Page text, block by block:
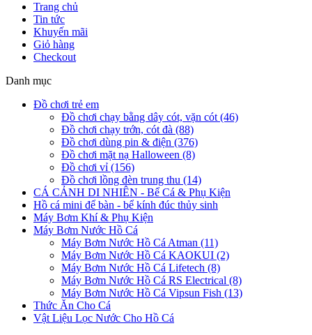
Trang chủ
Tin tức
Khuyến mãi
Giỏ hàng
Checkout
Danh mục
Đồ chơi trẻ em
Đồ chơi chạy bằng dây cót, vặn cót (46)
Đồ chơi chạy trớn, cót đà (88)
Đồ chơi dùng pin & điện (376)
Đồ chơi mặt nạ Halloween (8)
Đồ chơi vỉ (156)
Đồ chơi lồng đèn trung thu (14)
CÁ CẢNH DI NHIÊN - Bể Cá & Phụ Kiện
Hồ cá mini để bàn - bể kính đúc thủy sinh
Máy Bơm Khí & Phụ Kiện
Máy Bơm Nước Hồ Cá
Máy Bơm Nước Hồ Cá Atman (11)
Máy Bơm Nước Hồ Cá KAOKUI (2)
Máy Bơm Nước Hồ Cá Lifetech (8)
Máy Bơm Nước Hồ Cá RS Electrical (8)
Máy Bơm Nước Hồ Cá Vipsun Fish (13)
Thức Ăn Cho Cá
Vật Liệu Lọc Nước Cho Hồ Cá